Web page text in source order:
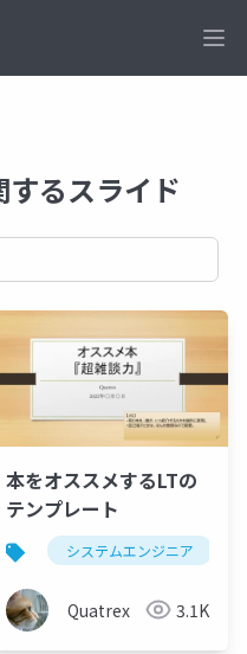
るスライド
ツッコミ 会話術
本をオススメするLTの
テンプレート
システムエンジニア
Quatrex 3.1K